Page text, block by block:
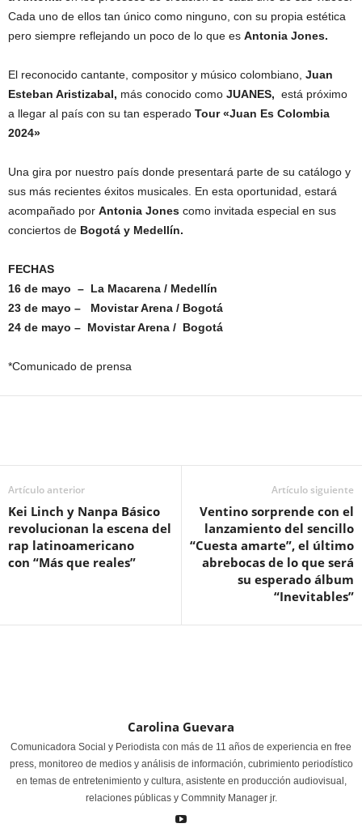
Cada uno de ellos tan único como ninguno, con su propia estética
pero siempre reflejando un poco de lo que es Antonia Jones.
El reconocido cantante, compositor y músico colombiano, Juan
Esteban Aristizabal, más conocido como JUANES, está próximo
a llegar al país con su tan esperado Tour «Juan Es Colombia
2024»
Una gira por nuestro país donde presentará parte de su catálogo y
sus más recientes éxitos musicales. En esta oportunidad, estará
acompañado por Antonia Jones como invitada especial en sus
conciertos de Bogotá y Medellín.
FECHAS
16 de mayo – La Macarena / Medellín
23 de mayo – Movistar Arena / Bogotá
24 de mayo – Movistar Arena / Bogotá
*Comunicado de prensa
Artículo anterior
Kei Linch y Nanpa Básico
revolucionan la escena del
rap latinoamericano
con “Más que reales”
Artículo siguiente
Ventino sorprende con el
lanzamiento del sencillo
“Cuesta amarte”, el último
abrebocas de lo que será
su esperado álbum
“Inevitables”
Carolina Guevara
Comunicadora Social y Periodista con más de 11 años de experiencia en free
press, monitoreo de medios y análisis de información, cubrimiento periodístico
en temas de entretenimiento y cultura, asistente en producción audiovisual,
relaciones públicas y Commnity Manager jr.